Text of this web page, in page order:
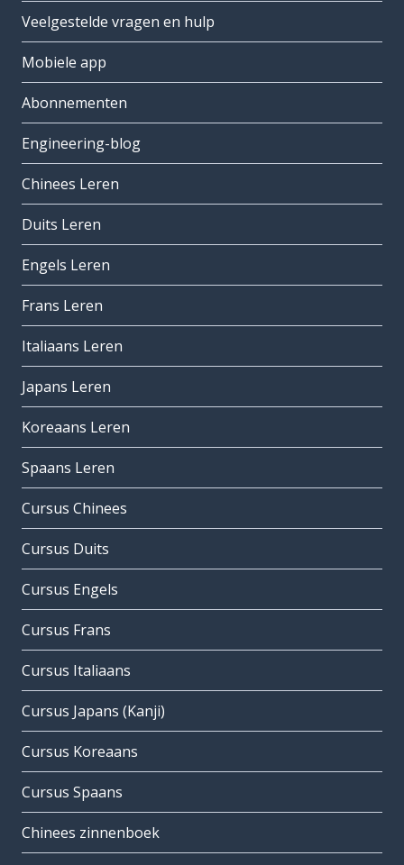
Veelgestelde vragen en hulp
Mobiele app
Abonnementen
Engineering-blog
Chinees Leren
Duits Leren
Engels Leren
Frans Leren
Italiaans Leren
Japans Leren
Koreaans Leren
Spaans Leren
Cursus Chinees
Cursus Duits
Cursus Engels
Cursus Frans
Cursus Italiaans
Cursus Japans (Kanji)
Cursus Koreaans
Cursus Spaans
Chinees zinnenboek